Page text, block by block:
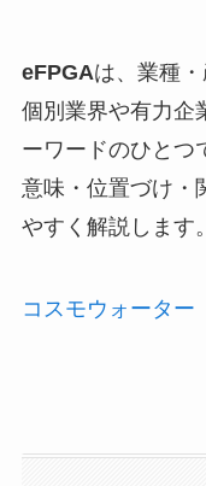
eFPGAは、業種・
個別業界や有力企
ーワードのひとつ
意味・位置づけ・
やすく解説します。
コスモウォーター